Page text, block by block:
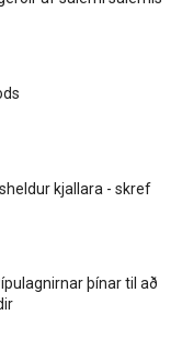
kjallara - skref
þínar til að